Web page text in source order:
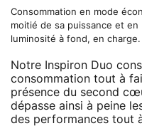
Consommation en mode
moitié de sa puissance et
luminosité à fond, en
Notre Inspiron Duo
consommation tout à
présence du second
dépasse ainsi à peine
des performances tout